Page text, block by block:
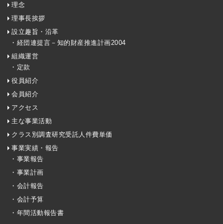
理念
理事長挨拶
設立趣旨・沿革
・経団連提言－知的財産推進計画2004
組織運営
・定款
役員紹介
会員紹介
アクセス
主な事業活動
クラス別調査研究受託人件費単価
事業実績・報告
・事業報告
・事業計画
・会計報告
・会計予算
・年間活動報告書